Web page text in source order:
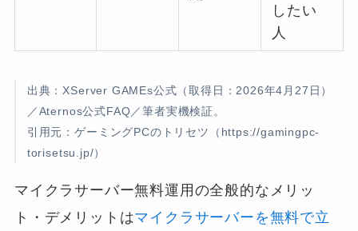
したい
人
出典：XServer GAMEs公式（取得日：2026年4月27日）
／Aternos公式FAQ／筆者実機検証。
引用元：ゲーミングPCのトリセツ（https://gamingpc-
torisetsu.jp/）
マイクラサーバー無料運用の全般的なメリッ
ト・デメリットはマイクラサーバーを無料で立